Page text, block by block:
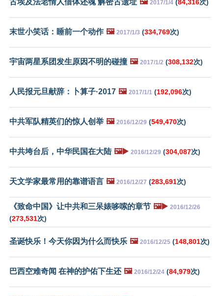
2017/1/4 (84,316次)
末世小笑话：睡前一个动作 🖼️ 2017/1/3 (334,769次)
宇宙两星系团发生原因不明的碰撞 🖼️ 2017/1/2 (308,132次)
人民报元旦献辞：卜算子·2017 🖼️ 2017/1/1 (192,096次)
中共军队精英们的惊人创举 🖼️ 2016/12/29 (549,470次)
中共垮台后，中华民国在大陆 🖼️▶️ 2016/12/29 (304,087次)
天文学家最常用的靠谱语言 🖼️ 2016/12/27 (283,691次)
《致命中国》让中共和三呆婊哆嗦的章节 🖼️▶️ 2016/12/26
(273,531次)
圣诞快乐！今天你因为什么而快乐 🖼️ 2016/12/25 (148,801次)
巴西空难奇闻 在神的护佑下生还 🖼️ 2016/12/24 (84,979次)